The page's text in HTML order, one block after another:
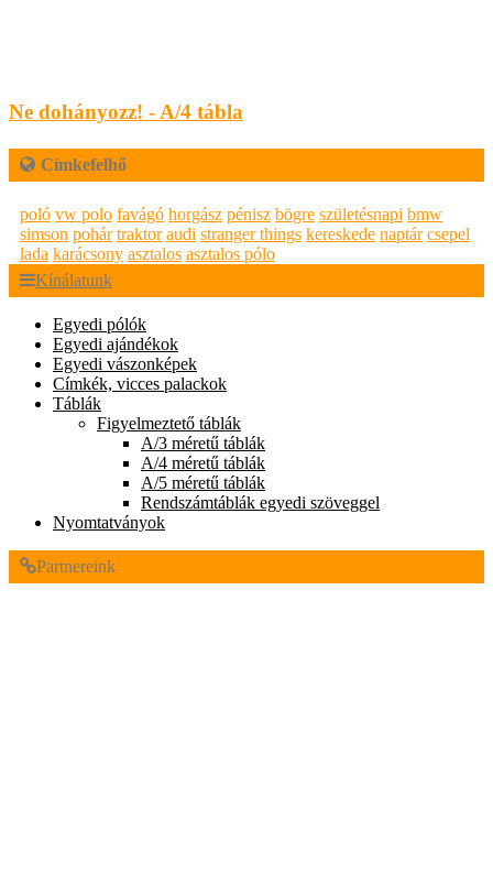
Ne dohányozz! - A/4 tábla
Címkefelhő
poló vw polo favágó horgász pénisz bögre születésnapi bmw
simson pohár traktor audi stranger things kereskede naptár csepel
lada karácsony asztalos asztalos pólo
Kínálatunk
Egyedi pólók
Egyedi ajándékok
Egyedi vászonképek
Címkék, vicces palackok
Táblák
Figyelmeztető táblák
A/3 méretű táblák
A/4 méretű táblák
A/5 méretű táblák
Rendszámtáblák egyedi szöveggel
Nyomtatványok
Partnereink